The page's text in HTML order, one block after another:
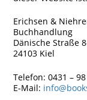
Erichsen &
Buchhandlung
Dänische Straße
24103 Kiel
Telefon: 0431 –
E-Mail: